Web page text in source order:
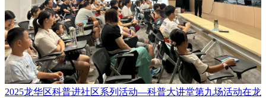
2025龙华区科普进社区系列活动—科普大讲堂第九场活动在龙